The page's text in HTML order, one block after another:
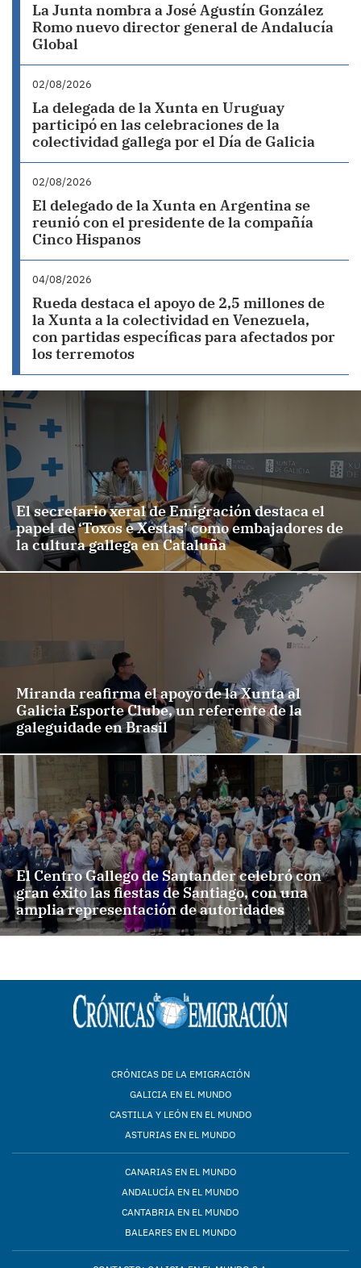
La Junta nombra a José Agustín González
Romo nuevo director general de Andalucía
Global
02/08/2026
La delegada de la Xunta en Uruguay
participó en las celebraciones de la
colectividad gallega por el Día de Galicia
02/08/2026
El delegado de la Xunta en Argentina se
reunió con el presidente de la compañía
Cinco Hispanos
04/08/2026
Rueda destaca el apoyo de 2,5 millones de
la Xunta a la colectividad en Venezuela,
con partidas específicas para afectados por
los terremotos
El secretario xeral de Emigración destaca el
papel de ‘Toxos e Xestas’ como embajadores de
la cultura gallega en Cataluña
Miranda reafirma el apoyo de la Xunta al
Galicia Esporte Clube, un referente de la
galeguidade en Brasil
El Centro Gallego de Santander celebró con
gran éxito las fiestas de Santiago, con una
amplia representación de autoridades
CRÓNICAS DE LA EMIGRACIÓN
GALICIA EN EL MUNDO
CASTILLA Y LEÓN EN EL MUNDO
ASTURIAS EN EL MUNDO
CANARIAS EN EL MUNDO
ANDALUCÍA EN EL MUNDO
CANTABRIA EN EL MUNDO
BALEARES EN EL MUNDO